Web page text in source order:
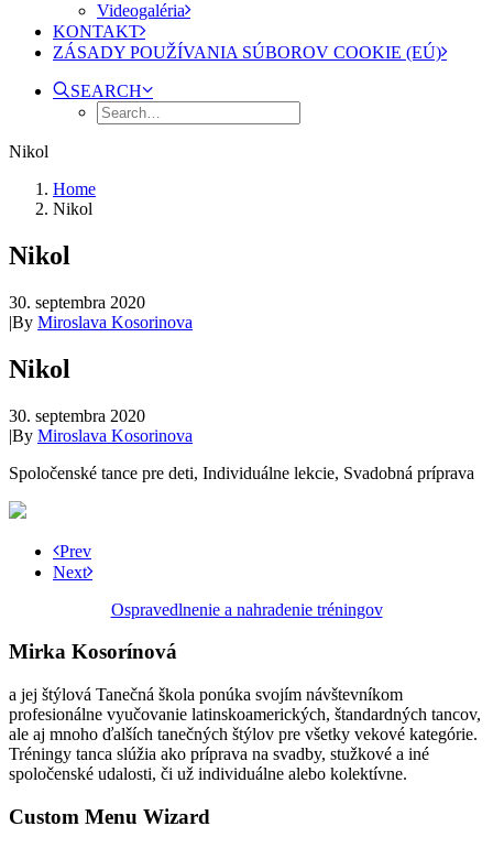
Videogaléria
KONTAKT
ZÁSADY POUŽÍVANIA SÚBOROV COOKIE (EÚ)
SEARCH
Nikol
Home
Nikol
Nikol
30. septembra 2020
|By Miroslava Kosorinova
Nikol
30. septembra 2020
|By Miroslava Kosorinova
Spoločenské tance pre deti, Individuálne lekcie, Svadobná príprava
Prev
Next
Ospravedlnenie a nahradenie tréningov
Mirka Kosorínová
a jej štýlová Tanečná škola ponúka svojím návštevníkom
profesionálne vyučovanie latinskoamerických, štandardných tancov,
ale aj mnoho ďalších tanečných štýlov pre všetky vekové kategórie.
Tréningy tanca slúžia ako príprava na svadby, stužkové a iné
spoločenské udalosti, či už individuálne alebo kolektívne.
Custom Menu Wizard